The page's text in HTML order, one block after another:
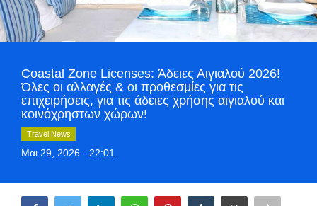
Travel
World
Greece
Style Adorés
Entertainment
Coastal Zone Licenses: Άδειες Αιγιαλού 2026!
Όλες οι αλλαγές & οι προθεσμίες για τις
επιχειρήσεις, για τις άδειες χρήσης αιγιαλού και
κοινόχρηστων χώρων!
Travel News
Μαι 29, 2026 - 22:01